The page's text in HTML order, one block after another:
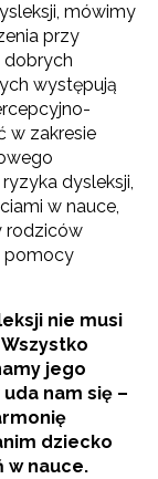
mówimy
przy
dobrych
występują
w zakresie
dysleksji,
w nauce,
rodziców
pomocy
nie musi
jego
nam się –
dziecko
w nauce.